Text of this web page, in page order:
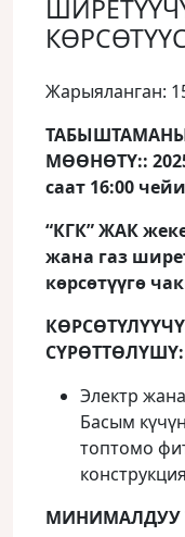
Жарыяланган:
МӨӨНӨТҮ::
саат 16:00
“КГК” ЖАК
жана газ
көрсөтүүгө
СҮРӨТТӨЛҮШҮ:
Электр
Басым
топтомо
МИНИМАЛДУУ